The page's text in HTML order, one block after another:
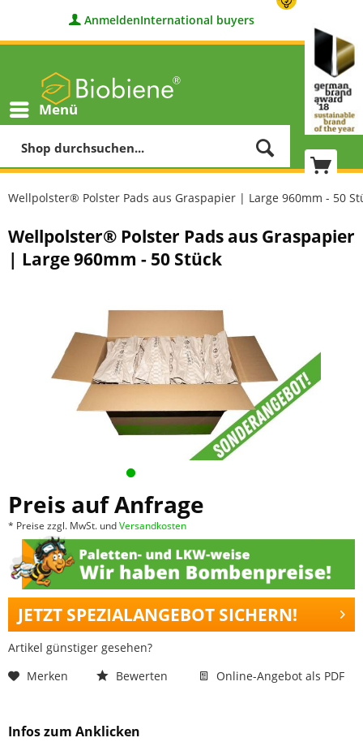
AnmeldenInternational buyers
Menü
Wellpolster® Polster Pads aus Graspapier | Large 960mm - 50
Wellpolster® Polster Pads aus Graspapier
| Large 960mm - 50 Stück
Preis auf Anfrage
* Preise zzgl. MwSt. undVersandkosten
JETZT SPEZIALANGEBOT SICHERN!
Artikel günstiger gesehen?
Merken
Bewerten Online-Angebot als PDF
Infos zum Anklicken